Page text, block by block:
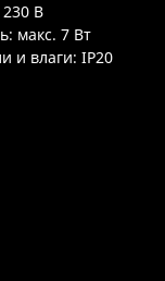
В
макс. 7 Вт
и влаги: IP20